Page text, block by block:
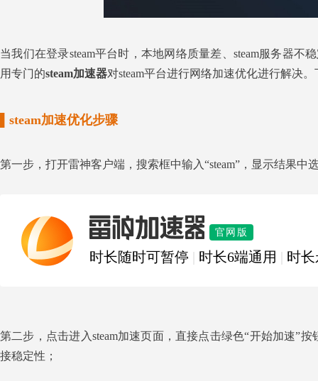
当我们在登录steam平台时，本地网络质量差、steam服务器
用专门的steam加速器对steam平台进行网络加速优化进行解决。
▌steam加速优化步骤
第一步，打开雷神客户端，搜索框中输入“steam”，显示结果中
雷神加速器 官网版
时长随时可暂停 时长6端通用 时
第二步，点击进入steam加速页面，直接点击绿色“开始加速”
接稳定性；